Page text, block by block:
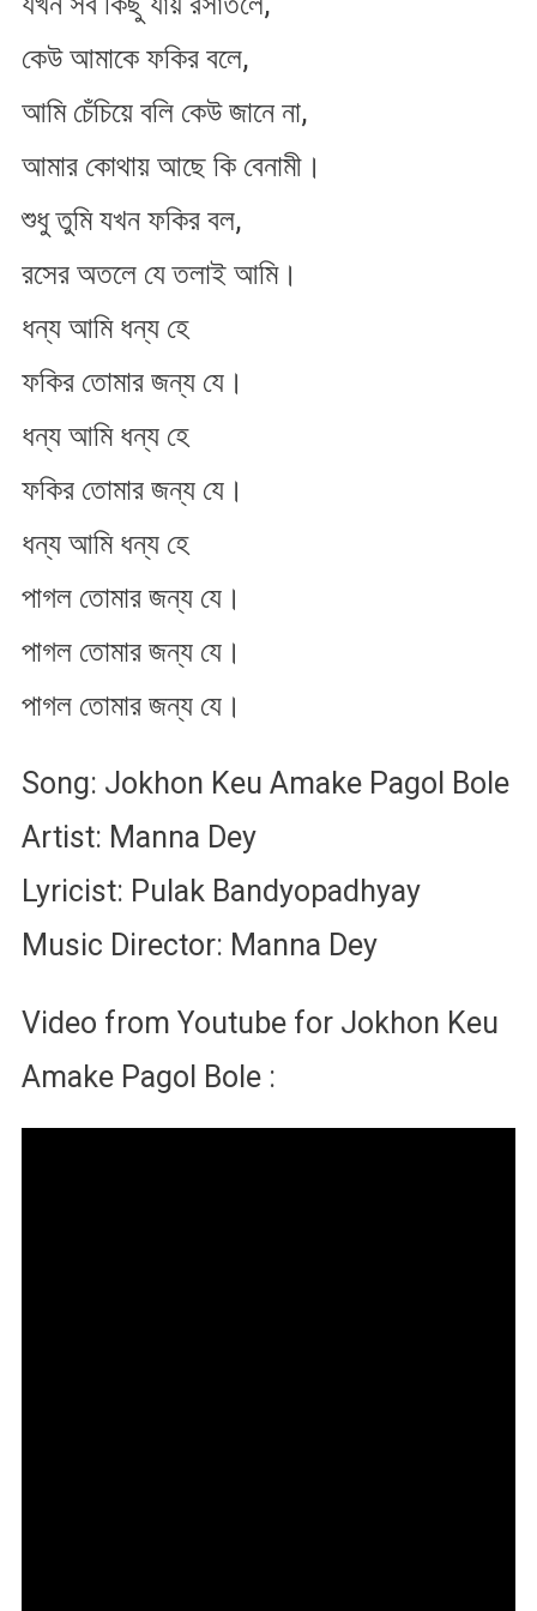
কেউ আমাকে ফকির বলে,
আমি চেঁচিয়ে বলি কেউ জানে না,
আমার কোথায় আছে কি বেনামী।
শুধু তুমি যখন ফকির বল,
রসের অতলে যে তলাই আমি।
ধন্য আমি ধন্য হে
ফকির তোমার জন্য যে।
ধন্য আমি ধন্য হে
ফকির তোমার জন্য যে।
ধন্য আমি ধন্য হে
পাগল তোমার জন্য যে।
পাগল তোমার জন্য যে।
পাগল তোমার জন্য যে।
Song: Jokhon Keu Amake Pagol Bole
Artist: Manna Dey
Lyricist: Pulak Bandyopadhyay
Music Director: Manna Dey
Video from Youtube for Jokhon Keu
Amake Pagol Bole :